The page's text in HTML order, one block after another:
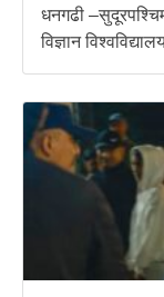
धनगढी
विज्ञान